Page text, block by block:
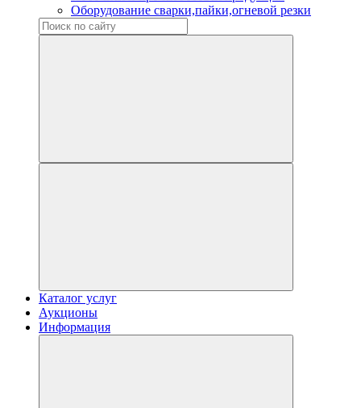
Оборудование сварки,пайки,огневой резки
Каталог услуг
Аукционы
Информация